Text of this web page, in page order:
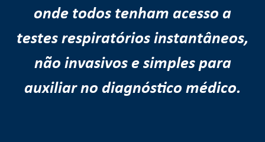
onde todos tenham acesso a
testes respiratórios instantâneos,
não invasivos e simples para
auxiliar no diagnóstico médico.